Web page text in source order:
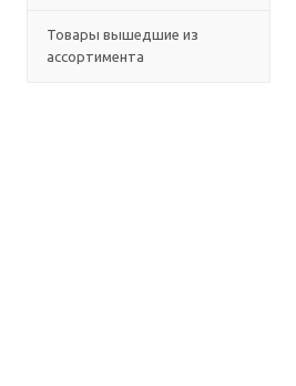
Товары вышедшие из
ассортимента